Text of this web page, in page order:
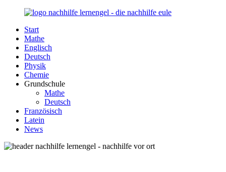
Zurück
Inhalt
Nachhilfe-
Lernengel.de
Unsere
Nachhilfe-
Eule
berät
zum
Damit
Lernen
Spaß
Start
Mathe
Englisch
Deutsch
Physik
Chemie
Grundschule
Mathe
Deutsch
Französisch
Latein
News